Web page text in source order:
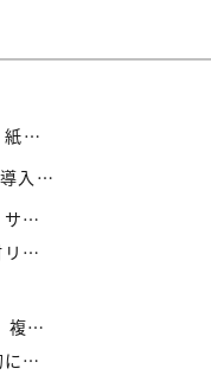
のか
ント
望
性
のか
す！